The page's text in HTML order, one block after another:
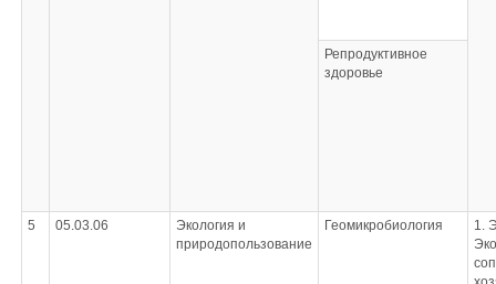
Репродуктивное
здоровье
5 05.03.06
Экология и
природопользование
Геомикробиология
1.